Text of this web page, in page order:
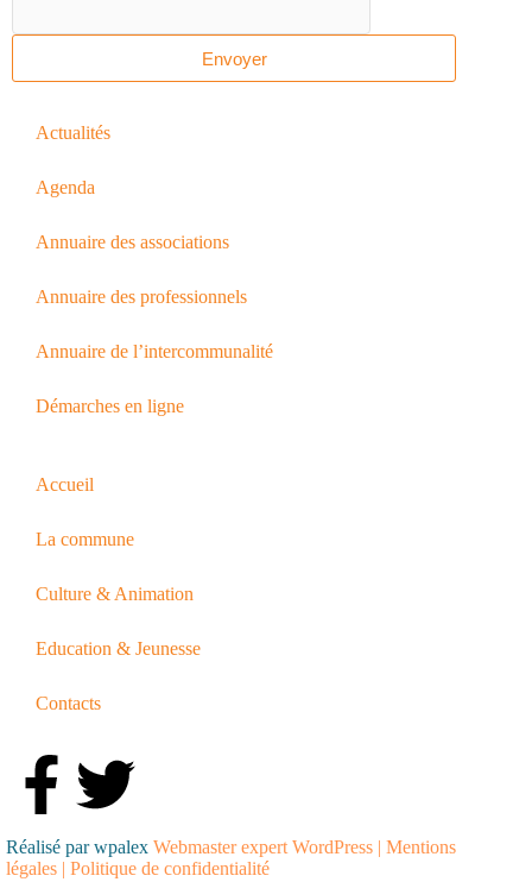
Envoyer
Actualités
Agenda
Annuaire des associations
Annuaire des professionnels
Annuaire de l’intercommunalité
Démarches en ligne
Accueil
La commune
Culture & Animation
Education & Jeunesse
Contacts
Réalisé par wpalex Webmaster expert WordPress | Mentions
légales | Politique de confidentialité